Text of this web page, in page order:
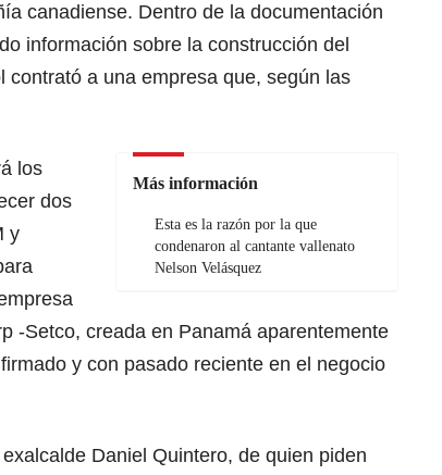
canadiense. Dentro de la documentación
información sobre la construcción del
a una empresa que, según las
Más información
Esta es la razón por la que
condenaron al cantante vallenato
Nelson Velásquez
los
dos
y
-Setco, creada en Panamá aparentemente
y con pasado reciente en el negocio
Daniel Quintero, de quien piden